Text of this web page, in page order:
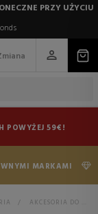
PRZY UŻYCIU
POWYŻEJ 59€!
MARKAMI
> AKCESORIA DO MAKIJAZU